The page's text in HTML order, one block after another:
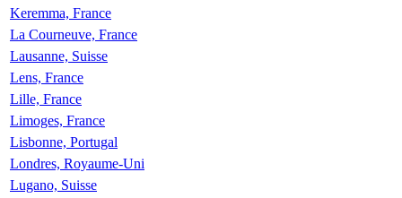
Keremma, France
La Courneuve, France
Lausanne, Suisse
Lens, France
Lille, France
Limoges, France
Lisbonne, Portugal
Londres, Royaume-Uni
Lugano, Suisse